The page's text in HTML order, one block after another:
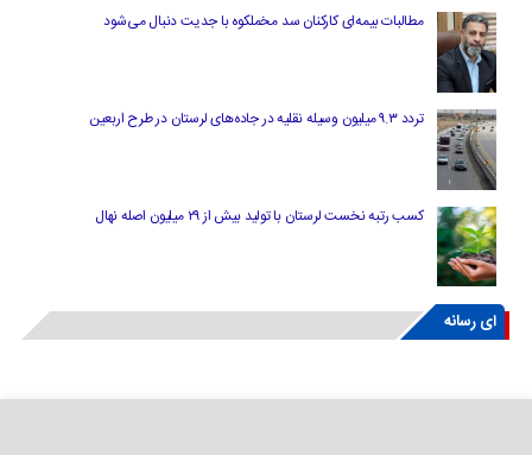
مطالبات بیمه‌ای کارکنان سد مخملکوه با جدیت دنبال می‌شود
تردد ۹.۳ میلیون وسیله نقلیه در جاده‌های لرستان در طرح اربعین
کسب رتبه نخست لرستان با تولید بیش از ۲۹ میلیون اصله نهال
ای رسانه